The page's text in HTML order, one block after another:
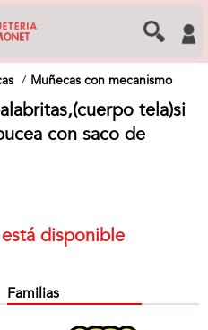
Muñecas con mecanismo
tela)si
con saco de
disponible
Familias